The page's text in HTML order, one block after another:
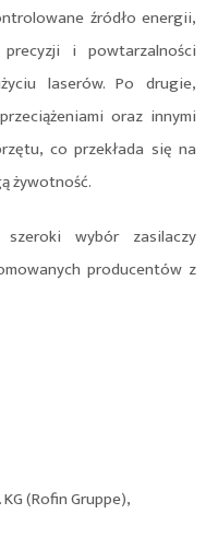
źródło energii,
i powtarzalności
laserów. Po drugie,
oraz innymi
co przekłada się na
żywotność.
wybór zasilaczy
producentów z
(Rofin Gruppe),